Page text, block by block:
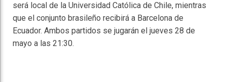
será local de la Universidad Católica de Chile, mientras
que el conjunto brasileño recibirá a Barcelona de
Ecuador. Ambos partidos se jugarán el jueves 28 de
mayo a las 21:30.